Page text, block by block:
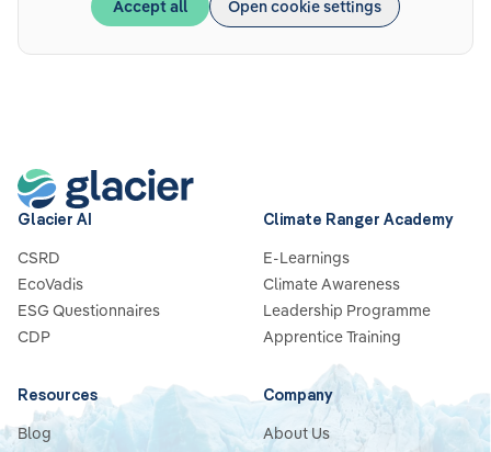
Accept all Open cookie settings
Glacier AI
CSRD
EcoVadis
ESG Questionnaires
CDP
Climate Ranger Academy
E-Learnings
Climate Awareness
Leadership Programme
Apprentice Training
Resources
Blog
Company
About Us